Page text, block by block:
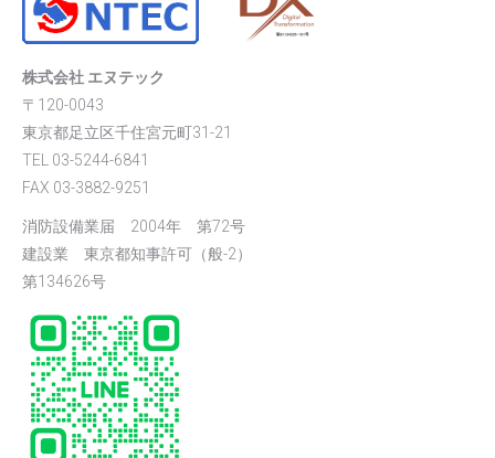
株式会社 エヌテック
〒120-0043
東京都足立区千住宮元町31-21
TEL 03-5244-6841
FAX 03-3882-9251
消防設備業届 2004年 第72号
建設業 東京都知事許可（般-2）
第134626号